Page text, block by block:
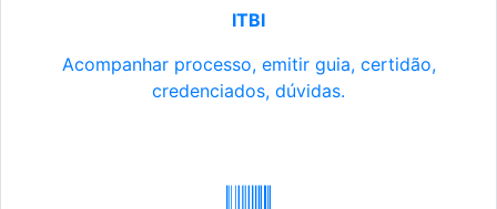
ITBI
Acompanhar processo, emitir guia, certidão,
credenciados, dúvidas.